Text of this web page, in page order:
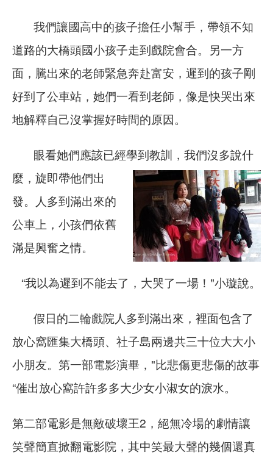
我們讓國高中的孩子擔任小幫手，帶領不知
道路的大橋頭國小孩子走到戲院會合。另一方
面，騰出來的老師緊急奔赴富安，遲到的孩子剛
好到了公車站，她們一看到老師，像是快哭出來
地解釋自己沒掌握好時間的原因。
眼看她們應該已經學到教訓，我們沒多說什
麼，旋即帶他們出
發。人多到滿出來的
公車上，小孩們依舊
滿是興奮之情。
“我以為遲到不能去了，大哭了一場！"小璇說。
假日的二輪戲院人多到滿出來，裡面包含了
放心窩匯集大橋頭、社子島兩邊共三十位大大小
小朋友。第一部電影演畢，"比悲傷更悲傷的故事
“催出放心窩許許多多大少女小淑女的淚水。
第二部電影是無敵破壞王2，絕無冷場的劇情讓
笑聲簡直掀翻電影院，其中笑最大聲的幾個還真